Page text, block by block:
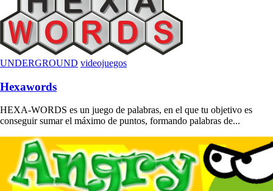
UNDERGROUND videojuegos
Hexawords
HEXA-WORDS es un juego de palabras, en el que tu objetivo es
conseguir sumar el máximo de puntos, formando palabras de...